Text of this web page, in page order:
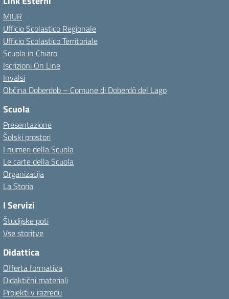
MIUR
Ufficio Scolastico Regionale
Ufficio Scolastico Territoriale
Scuola in Chiaro
Iscrizioni On Line
Invalsi
Občina Doberdob – Comune di Doberdò del Lago
Scuola
Presentazione
Šolski prostori
I numeri della Scuola
Le carte della Scuola
Organizacija
La Storia
I Servizi
Študijske poti
Vse storitve
Didattica
Offerta formativa
Didaktični materiali
Projekti v razredu